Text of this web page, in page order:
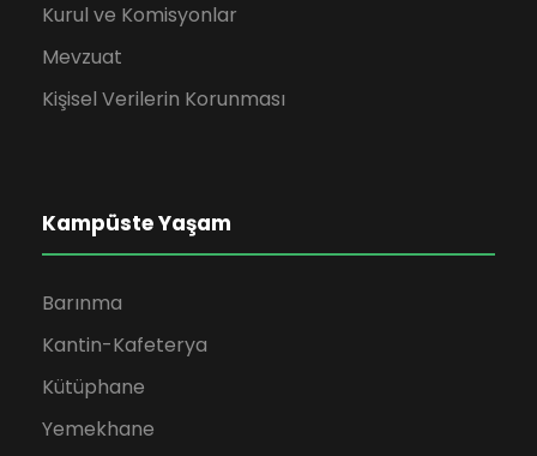
Kurul ve Komisyonlar
Mevzuat
Kişisel Verilerin Korunması
Kampüste Yaşam
Barınma
Kantin-Kafeterya
Kütüphane
Yemekhane